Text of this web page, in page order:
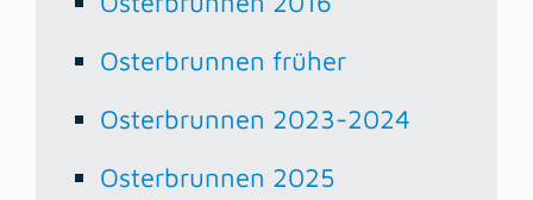
Osterbrunnen früher
Osterbrunnen 2023-2024
Osterbrunnen 2025